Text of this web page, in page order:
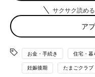
・すぐに引っ越せる
・設備の故障、建て替え
る
・固定資産税などのコス
★デメリット
・家賃を払っても、自分
サクサク読め
ア
お金・手続き 住宅・暮
妊娠後期 たまごクラブ